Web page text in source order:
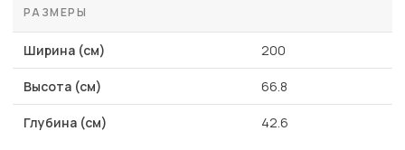
РАЗМЕРЫ
Ширина (см) 200
Высота (см) 66.8
Глубина (см) 42.6